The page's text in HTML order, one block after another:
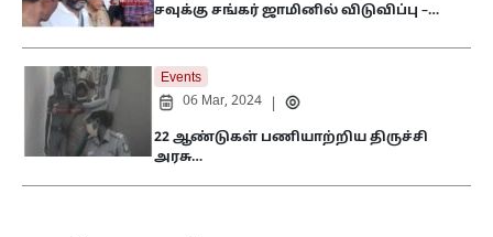
சவுக்கு சங்கர் ஜாமினில் விடுவிப்பு –…
Events
06 Mar, 2024
22 ஆண்டுகள் பணியாற்றிய திருச்சி
அரசு…